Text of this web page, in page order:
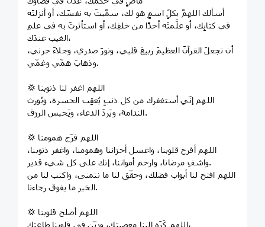
أسألك اللهمَّ بكلِّ اسمٍ هو لك، سمَّيتَ به نفسَك، أو أنزلتَه
في كتابِك، أو علَّمتَه أحدًا من خلقِك، أو استأثرتَ به في علمِ
الغيب عندَك،
أن تجعلَ القرآنَ العظيمَ ربيعَ قلبي، ونورَ صدري، وجلاءَ حزني،
وذهابَ همّي وغمّي.
💢 اللهم اغفر لنا ذنوبنا
اللهم إنّي أستغفرك من كل ذنبٍ يُعقِب الحسرة، ويُورث
الندامة، ويَردّ الدعاء، ويَحبس الرزق.
💢 اللهم فرّج همومنا
اللهم أفرح قلوبنا، واغسل أحزاننا وهمومنا، واغفر ذنوبنا،
واشفِ مرضانا، وارحم أمواتنا، إنك على كل شيء قدير.
اللهم افتح لنا أبواب فضلك، وحقّق لنا ما نتمنى، واكتب لنا من
الخير ما يفوق رجاءنا.
💢 اللهم أصلح قلوبنا
اللهم كَرِّه إلينا معصيتك، وزيِّن في قلوبنا طاعتك،